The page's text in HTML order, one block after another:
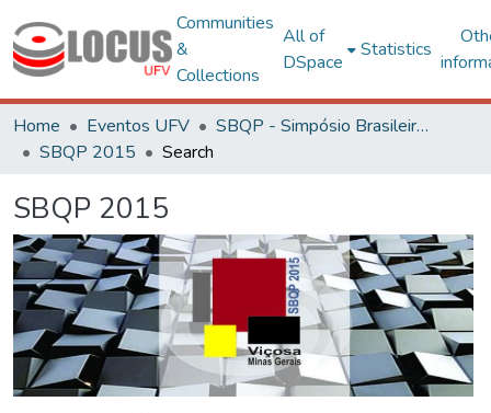
Communities
&
Collections
All of
DSpace
Statistics
Home Eventos UFV
SBQP - Simpósio Brasileiro de Qualidade do Projeto no Ambiente Construído
SBQP 2015
Search
SBQP 2015